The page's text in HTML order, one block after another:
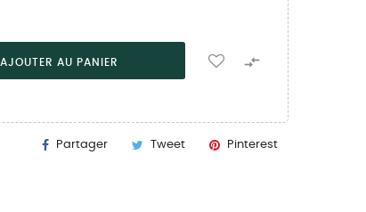
AJOUTER AU PANIER 
Partager Tweet Pinterest